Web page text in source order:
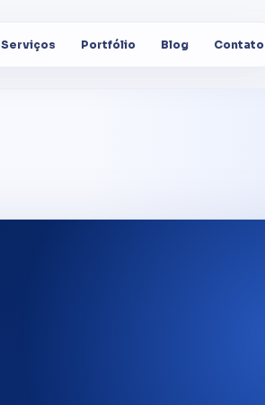
Serviços Portfólio Blog Contato